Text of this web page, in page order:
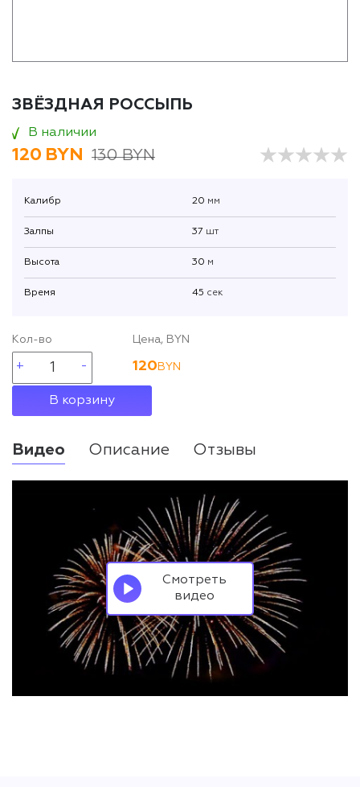
ЗВЁЗДНАЯ РОССЫПЬ
В наличии
120 BYN 130 BYN
Калибр 20 мм
Залпы 37 шт
Высота 30 м
Время 45 сек
Кол-во Цена, BYN
120 BYN
В корзину
Видео Описание Отзывы
Смотреть
видео